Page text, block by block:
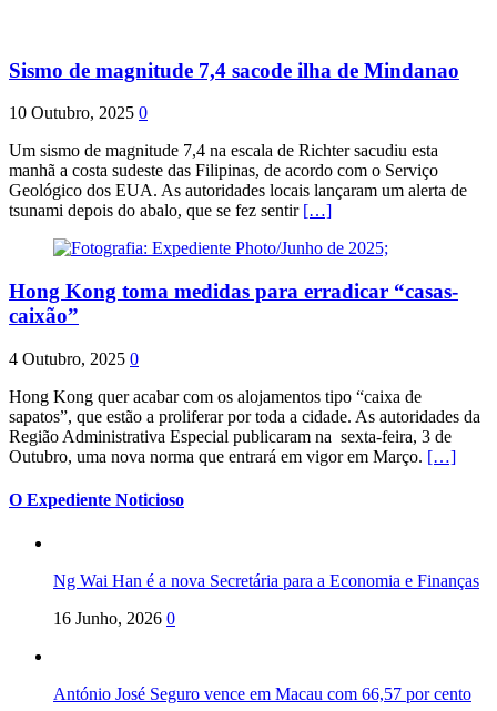
Sismo de magnitude 7,4 sacode ilha de Mindanao
10 Outubro, 2025 0
Um sismo de magnitude 7,4 na escala de Richter sacudiu esta
manhã a costa sudeste das Filipinas, de acordo com o Serviço
Geológico dos EUA. As autoridades locais lançaram um alerta de
tsunami depois do abalo, que se fez sentir […]
Hong Kong toma medidas para erradicar “casas-
caixão”
4 Outubro, 2025 0
Hong Kong quer acabar com os alojamentos tipo “caixa de
sapatos”, que estão a proliferar por toda a cidade. As autoridades da
Região Administrativa Especial publicaram na sexta-feira, 3 de
Outubro, uma nova norma que entrará em vigor em Março. […]
O Expediente Noticioso
Ng Wai Han é a nova Secretária para a Economia e Finanças
16 Junho, 2026 0
António José Seguro vence em Macau com 66,57 por cento